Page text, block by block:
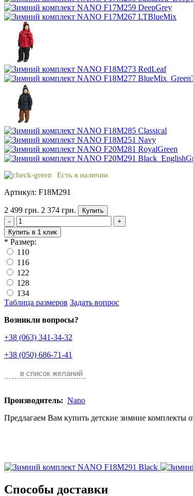
Есть в наличии
Артикул: F18M291
2 499 грн. 2 374 грн.
Купить
-
+
Купить в 1 клик
* Размер:
110
116
122
128
134
Таблица размеров Задать вопрос
Возникли вопросы?
+38 (063) 341-34-32
+38 (050) 686-71-41
в список желаний
Производитель: Nano
Предлагаем Вам купить детские зимние комплекты
Способы доставки